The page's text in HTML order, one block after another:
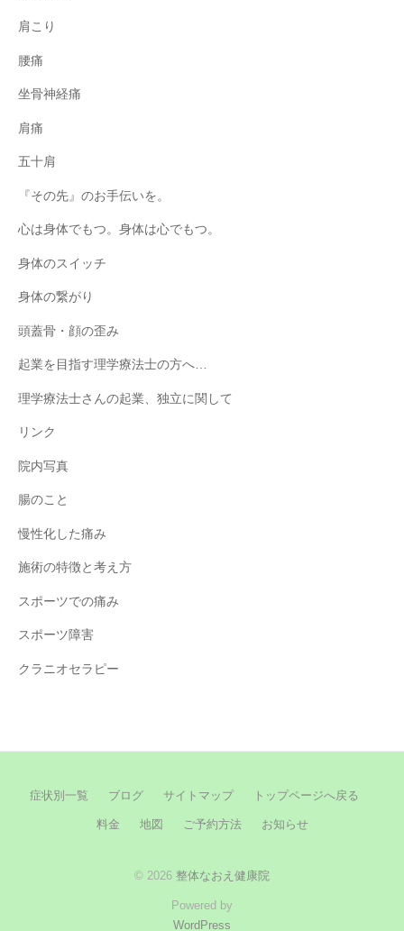
肩こり
腰痛
坐骨神経痛
肩痛
五十肩
『その先』のお手伝いを。
心は身体でもつ。身体は心でもつ。
身体のスイッチ
身体の繋がり
頭蓋骨・顔の歪み
起業を目指す理学療法士の方へ…
理学療法士さんの起業、独立に関して
リンク
院内写真
腸のこと
慢性化した痛み
施術の特徴と考え方
スポーツでの痛み
スポーツ障害
クラニオセラピー
症状別一覧 ブログ サイトマップ トップページへ戻る
料金 地図 ご予約方法 お知らせ
© 2026 整体なおえ健康院
Powered by
WordPress